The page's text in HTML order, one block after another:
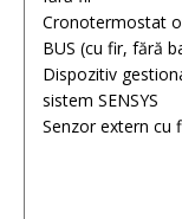
Cronotermostat
BUS (cu fir, fără
Dispozitiv
sistem SENSYS
Senzor extern cu